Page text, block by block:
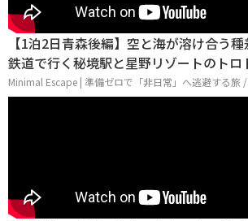
【1泊2日青森後編】空と海が溶け合う
鉄道で行く秘境駅と星野リゾートのトロ
Minimal Escape | 準備ゼロで「非日常」へ逃避する旅